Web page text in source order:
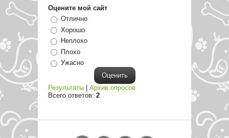
Оцените мой сайт
Отлично
Хорошо
Неплохо
Плохо
Ужасно
Результаты
Архив опросов
Всего ответов: 2